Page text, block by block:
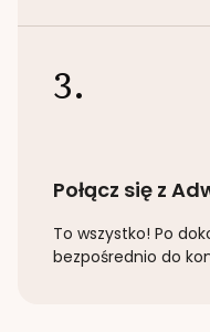
3.
Połącz się z
To wszystko! Po
bezpośrednio do